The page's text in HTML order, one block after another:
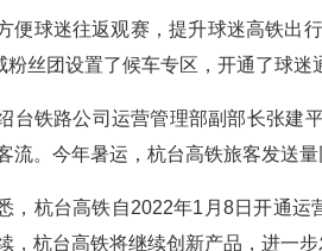
便球迷往返观赛，提升球迷高铁出
粉丝团设置了候车专区，开通了球迷
台铁路公司运营管理部副部长张建
流。今年暑运，杭台高铁旅客发送
，杭台高铁自2022年1月8日开通运
，杭台高铁将继续创新产品，进一